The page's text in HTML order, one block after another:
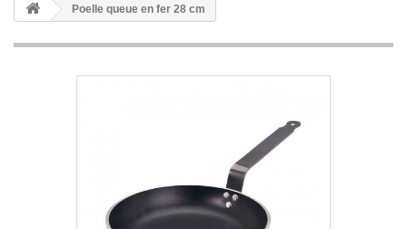
Poelle queue en fer 28 cm